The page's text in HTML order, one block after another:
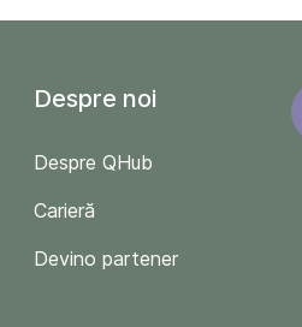
Despre noi
Despre QHub
Carieră
Devino partener